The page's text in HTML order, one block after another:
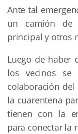
Ante tal
un camión de
principal y otros
Luego de haber
los vecinos se
colaboración
la cuarentena
tienen con la
para conectar la